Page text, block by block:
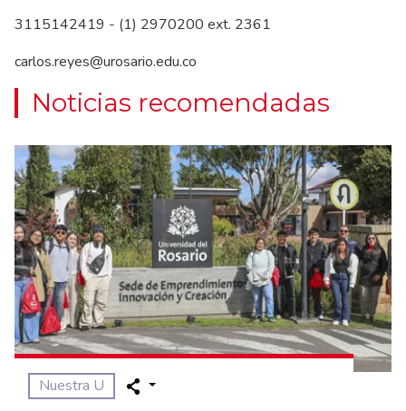
3115142419 - (1) 2970200 ext. 2361
carlos.reyes@urosario.edu.co
Noticias recomendadas
Nuestra U